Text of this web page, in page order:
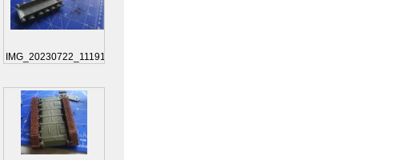
IMG_20230722_111919